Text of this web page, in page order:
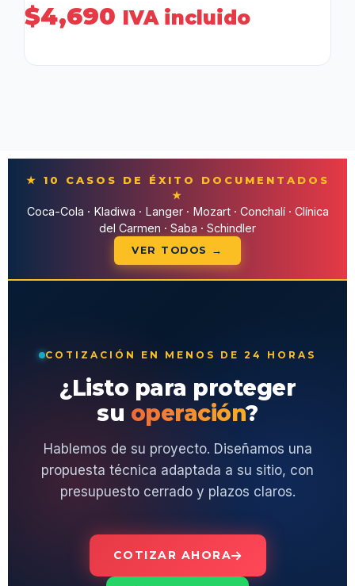
$4,690 IVA incluido
★ 10 CASOS DE ÉXITO DOCUMENTADOS
★
Coca-Cola · Kladiwa · Langer · Mozart · Conchalí · Clínica
del Carmen · Saba · Schindler
VER TODOS →
COTIZACIÓN EN MENOS DE 24 HORAS
¿Listo para proteger
su operación?
Hablemos de su proyecto. Diseñamos una
propuesta técnica adaptada a su sitio, con
presupuesto cerrado y plazos claros.
COTIZAR AHORA